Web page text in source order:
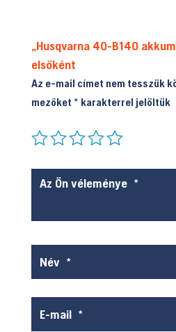
„Husqvarna 40-B140
elsőként
Az e-mail címet nem tesszük
mezőket * karakterrel jelöltük